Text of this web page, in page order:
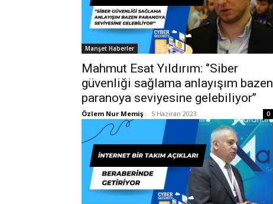
Manşet Haberler
Mahmut Esat Yıldırım: ‘’Siber
güvenliği sağlama anlayışım bazen
paranoya seviyesine gelebiliyor’’
Özlem Nur Memiş - 5 Haziran 2023 0